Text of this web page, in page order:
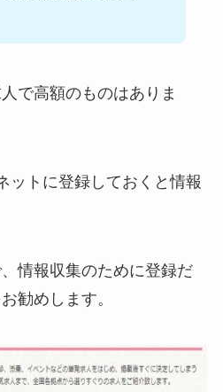
で高額のものはありま
ットに登録しておくと情報
情報収集のために登録だ
勧めします。